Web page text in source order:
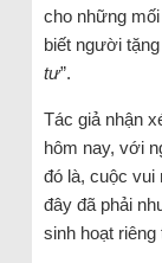
cho những
biết người
tư”.
Tác giả nhận
hôm nay, với
đó là, cuộc vui
đây đã phải
sinh hoạt